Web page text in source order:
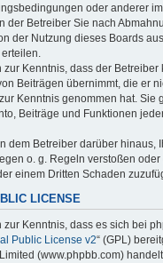
oder anderer
der Betreiber Sie nach
der Nutzung dieses Boards
zur Kenntnis, dass der Betreiber
Beiträgen übernimmt, die er
Kenntnis genommen hat. Sie
Beiträge und Funktionen
dem Betreiber darüber hinaus,
o. g. Regeln verstoßen
einem Dritten Schaden
LICENSE
zur Kenntnis, dass es sich bei
Public License v2“ (GPL)
(www.phpbb.com)